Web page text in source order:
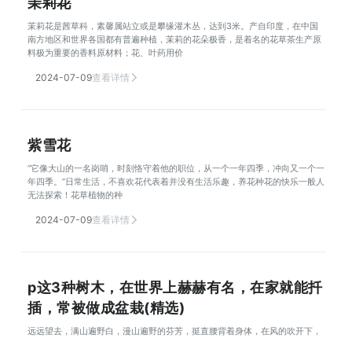
茉莉花是茜草科，素馨属站立或是攀缘灌木丛，达到3米。产自印度，在中国
南方地区和世界各国都有普遍种植，茉莉的花朵极香，是着名的花草茶生产原
料极为重要的香料原材料；花、叶药用价
2024-07-09查看详情
紫雪花
“它像大山的一名岗哨，时刻恪守着他的职位，从一个一年四季，冲向又一个一
年四季。”日常生活，不喜欢花代表着并没有生活乐趣，养花种花的快乐一般人
无法探索！花草植物的种
2024-07-09查看详情
p这3种树木，在世界上赫赫有名，在家就能扦
插，常被做成盆栽(精选)
远远望去，满山遍野白，漫山遍野的芬芳，挺直腰背着身体，在风的吹开下，